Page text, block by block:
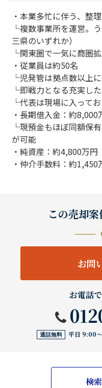
・本業多忙に伴う、整
└複数事業所を運営。
三県のいずれか）
└関東圏で一気に商圏
・従業員は約50名
└児発管は拠点数以上
└即戦力となる充実し
└代表は現場に入って
・長期借入金：約8,000
└現預金もほぼ同額保
が可能
・純資産：約4,800万円
・仲介手数料：約1,450
この売却
お問
お電話
通話無料 平日 9:00
検